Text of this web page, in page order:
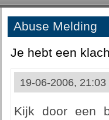
Abuse Melding
Je hebt een
19-06-2006, 21:03
Kijk door een